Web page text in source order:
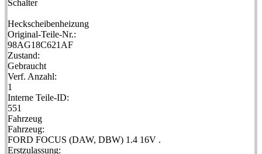
Schalter
Heckscheibenheizung
Original-Teile-Nr.:
98AG18C621AF
Zustand:
Gebraucht
Verf. Anzahl:
1
Interne Teile-ID:
551
Fahrzeug
Fahrzeug:
FORD FOCUS (DAW, DBW) 1.4 16V .
Erstzulassung: